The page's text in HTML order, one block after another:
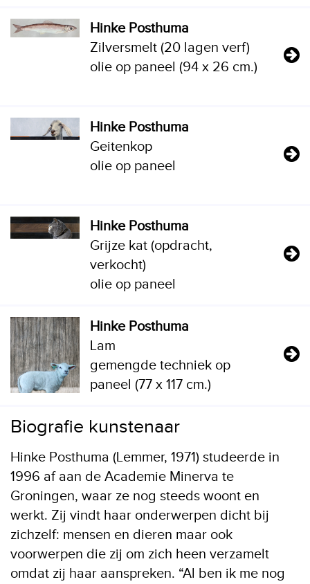
Hinke Posthuma
Zilversmelt (20 lagen verf)
olie op paneel (94 x 26 cm.)
Hinke Posthuma
Geitenkop
olie op paneel
Hinke Posthuma
Grijze kat (opdracht,
verkocht)
olie op paneel
Hinke Posthuma
Lam
gemengde techniek op
paneel (77 x 117 cm.)
Biografie kunstenaar
Hinke Posthuma (Lemmer, 1971) studeerde in
1996 af aan de Academie Minerva te
Groningen, waar ze nog steeds woont en
werkt. Zij vindt haar onderwerpen dicht bij
zichzelf: mensen en dieren maar ook
voorwerpen die zij om zich heen verzamelt
omdat zij haar aanspreken. “Al ben ik me nog